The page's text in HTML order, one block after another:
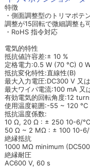
特徴
・側面調整型のトリマポテ
調整が15回転で微細調整も
・RoHS 指令対応
電気的特性
抵抗値許容差:± 10 %
定格電力:0.5 W (70 °C) 0
抵抗変化特性:直線性(B)
最大入力電圧:DC300 V 又
最大ワイパ電流:100 mA 又
有効電気的回転角度:12
使用温度範囲:-55 ~ 120 °C
抵抗温度係数:
10 Ω, 20 Ω : ± 250 10-6/
50 Ω ~ 2 MΩ : ± 100 10-6/
絶縁抵抗
1000 MΩ minimum
絶縁耐圧
AC600 V, 60 s